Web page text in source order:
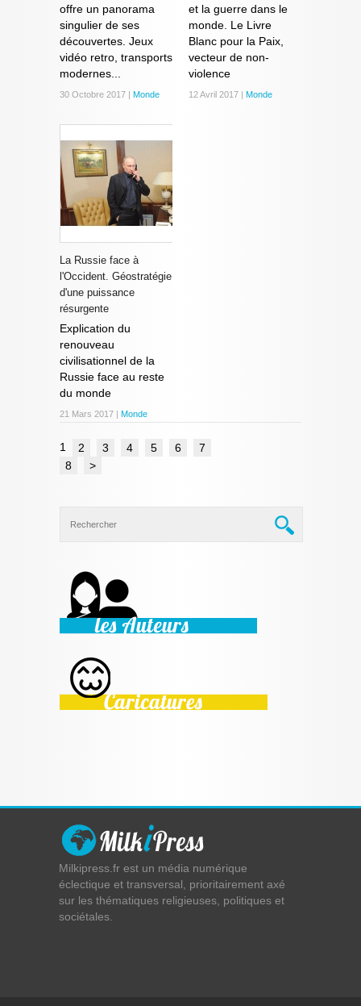
offre un panorama
singulier de ses
découvertes. Jeux
vidéo retro, transports
modernes...
30 Octobre 2017 | Monde
et la guerre dans le
monde. Le Livre
Blanc pour la Paix,
vecteur de non-
violence
12 Avril 2017 | Monde
La Russie face à
l'Occident. Géostratégie
d'une puissance
résurgente
Explication du
renouveau
civilisationnel de la
Russie face au reste
du monde
21 Mars 2017 | Monde
1 2 3 4 5 6
7
8
>
Milkipress.fr est un média numérique
éclectique et transversal, prioritairement axé
sur les thématiques religieuses, politiques et
sociétales.